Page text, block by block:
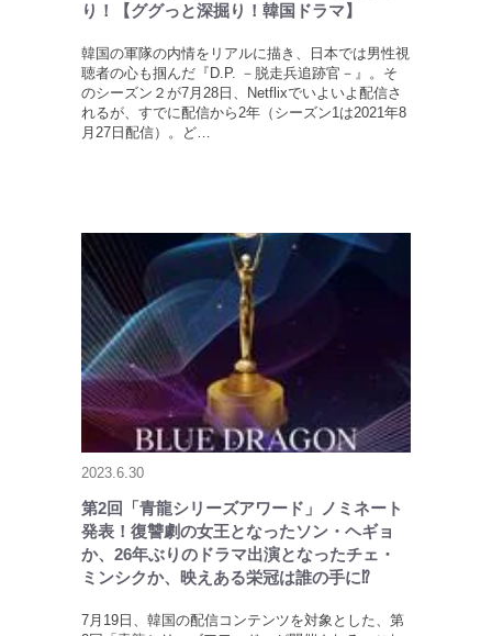
り！【ググっと深掘り！韓国ドラマ】
韓国の軍隊の内情をリアルに描き、日本では男性視
聴者の心も掴んだ『D.P. －脱走兵追跡官－』。そ
のシーズン２が7月28日、Netflixでいよいよ配信さ
れるが、すでに配信から2年（シーズン1は2021年8
月27日配信）。ど…
2023.6.30
第2回「青龍シリーズアワード」ノミネート
発表！復讐劇の女王となったソン・ヘギョ
か、26年ぶりのドラマ出演となったチェ・
ミンシクか、映えある栄冠は誰の手に⁉
7月19日、韓国の配信コンテンツを対象とした、第